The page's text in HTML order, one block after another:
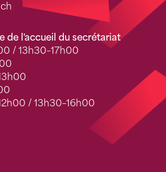
de l'accueil du secrétariat
/ 13h30–17h00
/ 13h30–16h00